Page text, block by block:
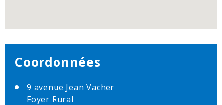
Coordonnées
9 avenue Jean Vacher
Foyer Rural